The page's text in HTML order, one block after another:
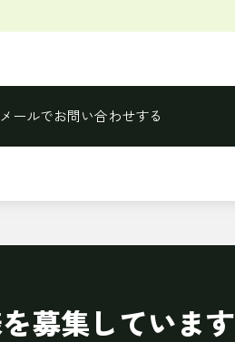
ールでお問い合わせする
募集しています